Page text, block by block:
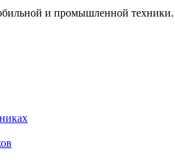
и промышленной техники.